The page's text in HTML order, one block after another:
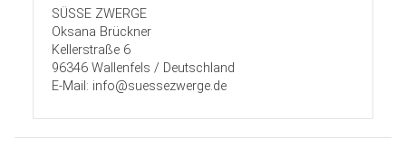
SÜSSE ZWERGE
Oksana Brückner
Kellerstraße 6
96346 Wallenfels / Deutschland
E-Mail: info@suessezwerge.de